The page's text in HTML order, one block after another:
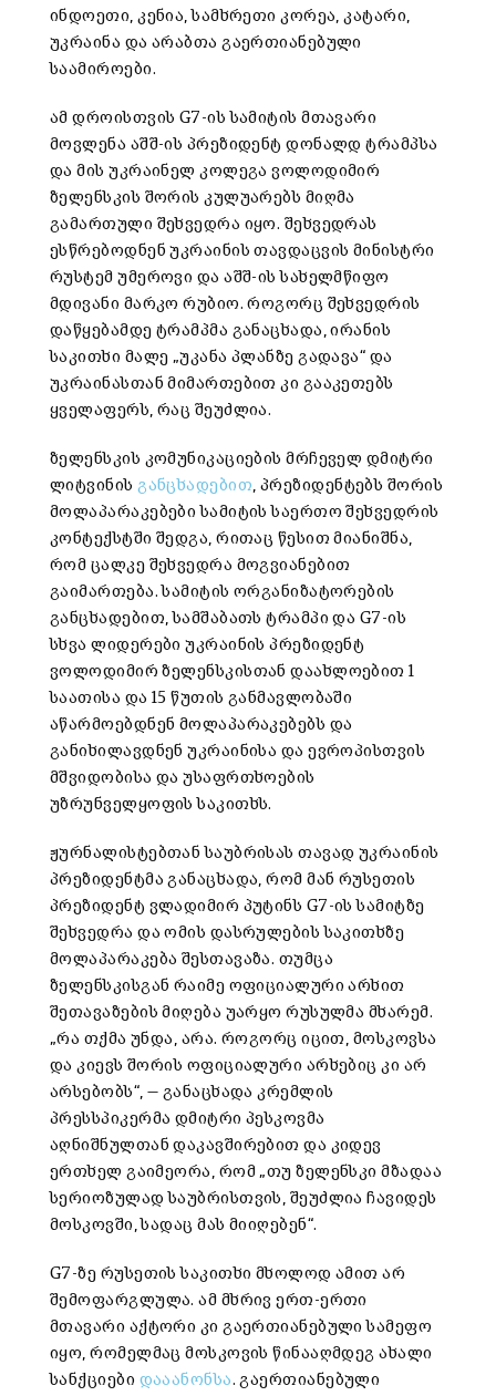
ინდოეთი, კენია, სამხრეთი კორეა, კატარი,
უკრაინა და არაბთა გაერთიანებული
საამიროები.
ამ დროისთვის G7-ის სამიტის მთავარი
მოვლენა აშშ-ის პრეზიდენტ დონალდ ტრამპსა
და მის უკრაინელ კოლეგა ვოლოდიმირ
ზელენსკის შორის კულუარებს მიღმა
გამართული შეხვედრა იყო. შეხვედრას
ესწრებოდნენ უკრაინის თავდაცვის მინისტრი
რუსტემ უმეროვი და აშშ-ის სახელმწიფო
მდივანი მარკო რუბიო. როგორც შეხვედრის
დაწყებამდე ტრამპმა განაცხადა, ირანის
საკითხი მალე „უკანა პლანზე გადავა“ და
უკრაინასთან მიმართებით კი გააკეთებს
ყველაფერს, რაც შეუძლია.
ზელენსკის კომუნიკაციების მრჩეველ დმიტრი
ლიტვინისგანცხადებით, პრეზიდენტებს შორის
მოლაპარაკებები სამიტის საერთო შეხვედრის
კონტექსტში შედგა, რითაც წესით მიანიშნა,
რომ ცალკე შეხვედრა მოგვიანებით
გაიმართება. სამიტის ორგანიზატორების
განცხადებით, სამშაბათს ტრამპი და G7-ის
სხვა ლიდერები უკრაინის პრეზიდენტ
ვოლოდიმირ ზელენსკისთან დაახლოებით 1
საათისა და 15 წუთის განმავლობაში
აწარმოებდნენ მოლაპარაკებებს და
განიხილავდნენ უკრაინისა და ევროპისთვის
მშვიდობისა და უსაფრთხოების
უზრუნველყოფის საკითხს.
ჟურნალისტებთან საუბრისას თავად უკრაინის
პრეზიდენტმა განაცხადა, რომ მან რუსეთის
პრეზიდენტ ვლადიმირ პუტინს G7-ის სამიტზე
შეხვედრა და ომის დასრულების საკითხზე
მოლაპარაკება შესთავაზა. თუმცა
ზელენსკისგან რაიმე ოფიციალური არხით
შეთავაზების მიღება უარყო რუსულმა მხარემ.
„რა თქმა უნდა, არა. როგორც იცით, მოსკოვსა
და კიევს შორის ოფიციალური არხებიც კი არ
არსებობს“, — განაცხადა კრემლის
პრესსპიკერმა დმიტრი პესკოვმა
აღნიშნულთან დაკავშირებით და კიდევ
ერთხელ გაიმეორა, რომ „თუ ზელენსკი მზადაა
სერიოზულად საუბრისთვის, შეუძლია ჩავიდეს
მოსკოვში, სადაც მას მიიღებენ“.
G7-ზე რუსეთის საკითხი მხოლოდ ამით არ
შემოფარგლულა. ამ მხრივ ერთ-ერთი
მთავარი აქტორი კი გაერთიანებული სამეფო
იყო, რომელმაც მოსკოვის წინააღმდეგ ახალი
სანქციები დააანონსა. გაერთიანებული